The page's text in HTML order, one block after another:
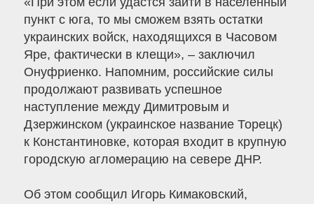
пункт с юга, то мы сможем взять остатки
украинских войск, находящихся в Часовом
Яре, фактически в клещи», – заключил
Онуфриенко. Напомним, российские силы
продолжают развивать успешное
наступление между Димитровым и
Дзержинском (украинское название Торецк)
к Константиновке, которая входит в крупную
городскую агломерацию на севере ДНР.
Об этом сообщил Игорь Кимаковский,